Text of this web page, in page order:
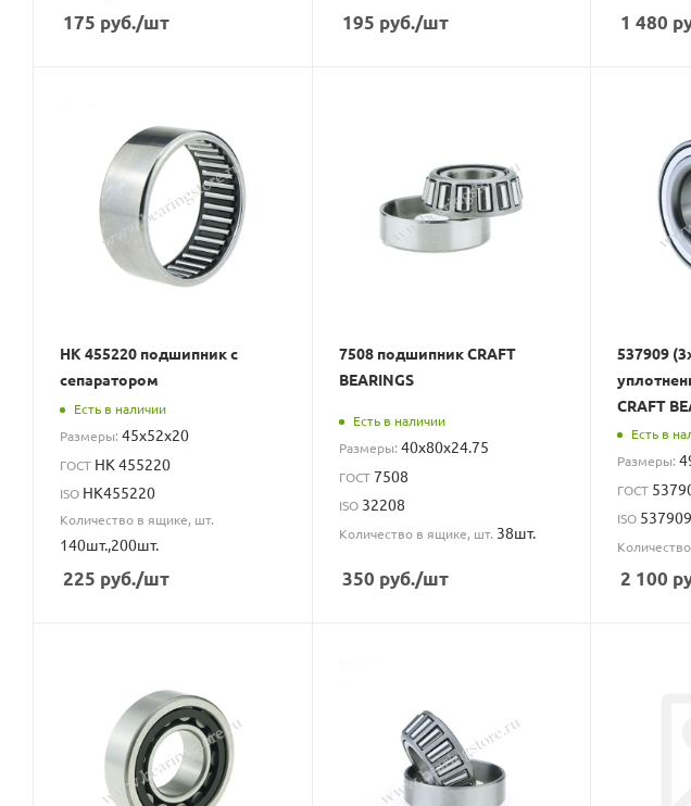
175 руб./шт 195 руб./шт 1 480
НК 455220 подшипник с
сепаратором
Есть в наличии
Размеры: 45x52x20
ГОСТ НК 455220
ISO HK455220
Количество в ящике, шт.
140шт.,200шт.
225 руб./шт
7508 подшипник CRAFT
BEARINGS
Есть в наличии
Размеры: 40x80x24.75
ГОСТ7508
ISO 32208
Количество в ящике, шт. 38шт.
350 руб./шт
537909
CRAFT
Есть в
Размеры:
ГОСТ
ISO 537909
2 100